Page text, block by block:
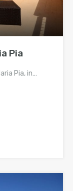
Pia
Pia, in…